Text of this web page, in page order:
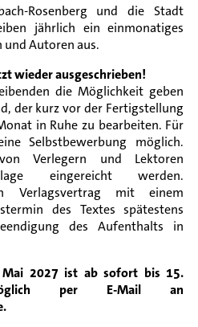
Rosenberg und die Stadt
jährlich ein einmonatiges
Autoren aus.
wieder ausgeschrieben!
die Möglichkeit geben
der kurz vor der Fertigstellung
in Ruhe zu bearbeiten. Für
Selbstbewerbung möglich.
Verlegern und Lektoren
eingereicht werden.
Verlagsvertrag mit einem
des Textes spätestens
des Aufenthalts in
Mai 2027 ist ab sofort bis 15.
per E-Mail an